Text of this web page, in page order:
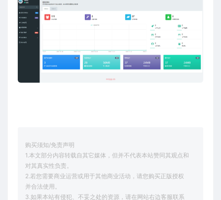
购买须知/免责声明
1.本文部分内容转载自其它媒体，但并不代表本站赞同其观点和
对其真实性负责。
2.若您需要商业运营或用于其他商业活动，请您购买正版授权
并合法使用。
3.如果本站有侵犯、不妥之处的资源，请在网站右边客服联系